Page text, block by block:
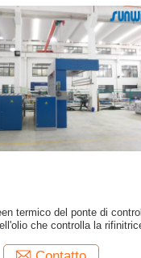
termico del ponte di
che controlla la